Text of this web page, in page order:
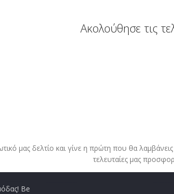
Ακολούθησε τις
μας δελτίο και γίνε η πρώτη που θα λαμβάνεις
τελευταίες μας
Be